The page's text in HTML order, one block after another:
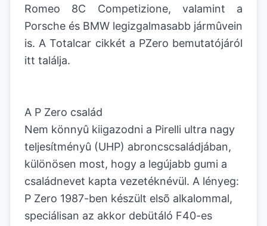
Romeo 8C Competizione, valamint a
Porsche és BMW legizgalmasabb jármûvein
is. A Totalcar cikkét a PZero bemutatójáról
itt találja.
A P Zero család
Nem könnyû kiigazodni a Pirelli ultra nagy
teljesítményû (UHP) abroncscsaládjában,
különösen most, hogy a legújabb gumi a
családnevet kapta vezetéknévül. A lényeg:
P Zero 1987-ben készült elsõ alkalommal,
speciálisan az akkor debütáló F40-es